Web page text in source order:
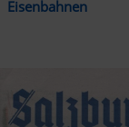
Eisenbahnen